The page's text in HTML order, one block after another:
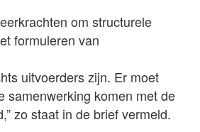
om structurele
formuleren van
uitvoerders zijn. Er moet
samenwerking komen met de
zo staat in de brief vermeld.